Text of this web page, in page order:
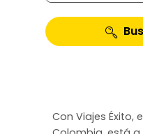
Con Viajes Éxito,